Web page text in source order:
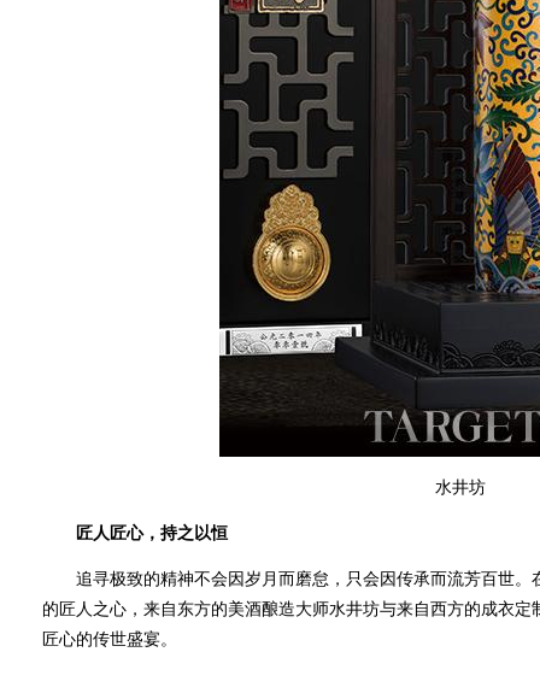
水井坊
匠人匠心，持之以恒
追寻极致的精神不会因岁月而磨怠，只会因传承而流芳百世。
的匠人之心，来自东方的美酒酿造大师水井坊与来自西方的成衣定
匠心的传世盛宴。